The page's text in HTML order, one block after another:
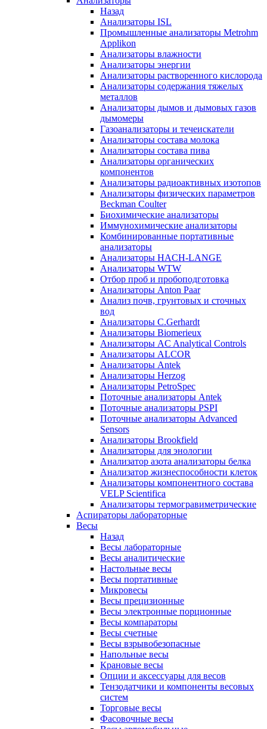
Назад
Анализаторы ISL
Промышленные анализаторы Metrohm
Applikon
Анализаторы влажности
Анализаторы энергии
Анализаторы растворенного кислорода
Анализаторы содержания тяжелых
металлов
Анализаторы дымов и дымовых газов
дымомеры
Газоанализаторы и течеискатели
Анализаторы состава молока
Анализаторы состава пива
Анализаторы органических
компонентов
Анализаторы радиоактивных изотопов
Анализаторы физических параметров
Beckman Coulter
Биохимические анализаторы
Иммунохимические анализаторы
Комбинированные портативные
анализаторы
Анализаторы HACH-LANGE
Анализаторы WTW
Отбор проб и пробоподготовка
Анализаторы Anton Paar
Анализ почв, грунтовых и сточных
вод
Анализаторы C.Gerhardt
Анализаторы Biomerieux
Анализаторы AC Analytical Controls
Анализаторы ALCOR
Анализаторы Antek
Анализаторы Herzog
Анализаторы PetroSpec
Поточные анализаторы Antek
Поточные анализаторы PSPI
Поточные анализаторы Advanced
Sensors
Анализаторы Brookfield
Анализаторы для энологии
Анализатор азота анализаторы белка
Анализатор жизнеспособности клеток
Анализаторы компонентного состава
VELP Scientifica
Анализаторы термогравиметрические
Аспираторы лабораторные
Весы
Назад
Весы лабораторные
Весы аналитические
Настольные весы
Весы портативные
Микровесы
Весы прецизионные
Весы электронные порционные
Весы компараторы
Весы счетные
Весы взрывобезопасные
Напольные весы
Крановые весы
Опции и аксессуары для весов
Тензодатчики и компоненты весовых
систем
Торговые весы
Фасовочные весы